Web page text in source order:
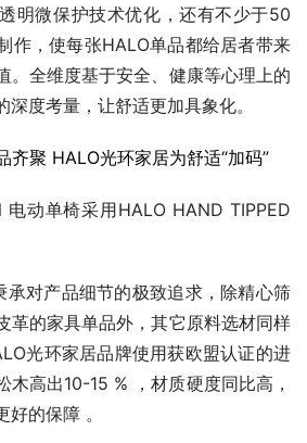
明微保护技术优化，还有不少于50
作，使每张HALO单品都给居者带来
。全维度基于安全、健康等心理上的
度考量，让舒适更加具象化。
电动单椅采用HALO HAND TIPPED
承对产品细节的极致追求，除精心筛
革的家具单品外，其它原料选材同样
光环家居品牌使用获欧盟认证的进
木高出10-15 % ，材质硬度同比高，
的保障 。